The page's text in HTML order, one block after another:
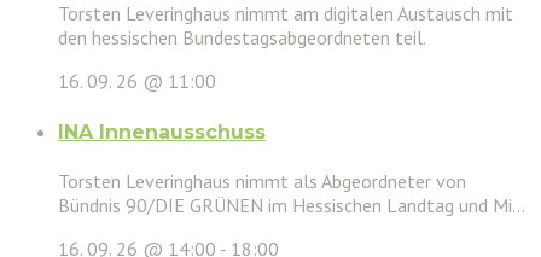
Torsten Leveringhaus nimmt am digitalen Austausch mit
den hessischen Bundestagsabgeordneten teil.
16. 09. 26 @ 11:00
INA Innenausschuss
Torsten Leveringhaus nimmt als Abgeordneter von
Bündnis 90/DIE GRÜNEN im Hessischen Landtag und Mi...
16. 09. 26 @ 14:00 - 18:00